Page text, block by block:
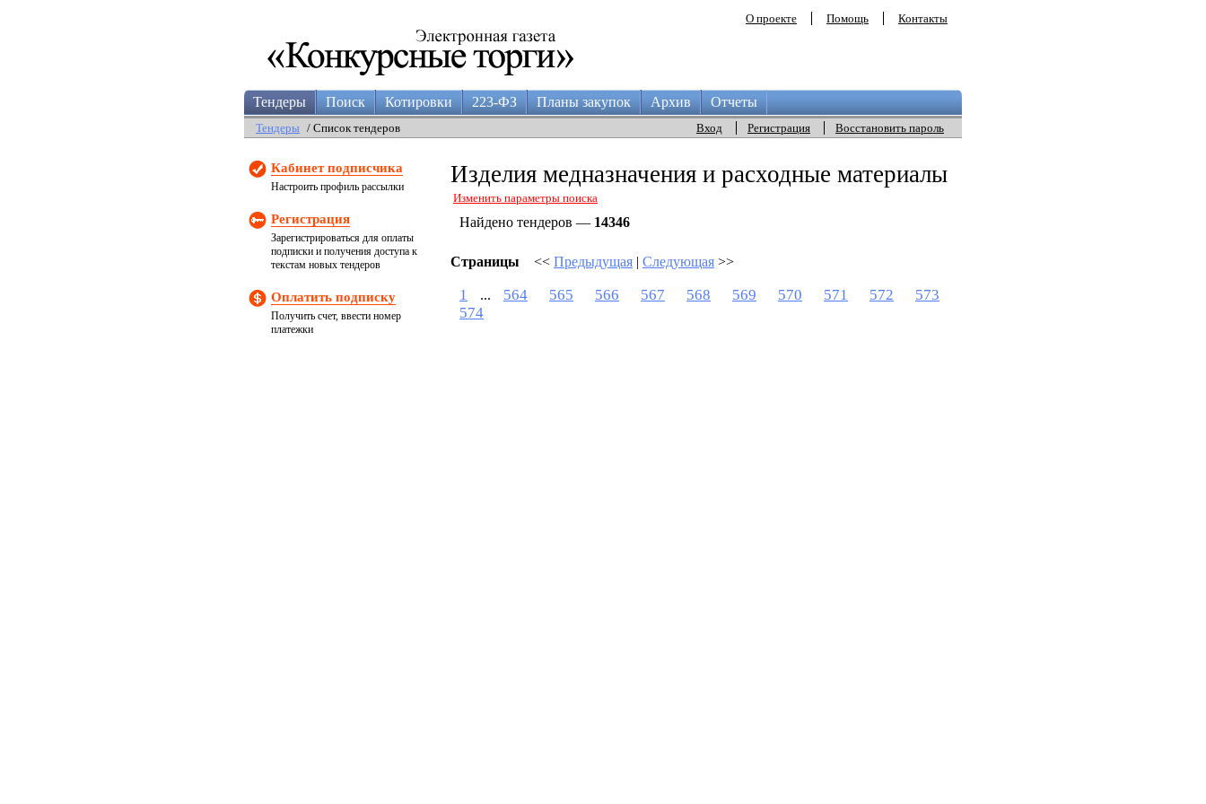
О проекте Помощь Контакты
Тендеры Поиск Котировки 223-ФЗ Планы закупок Архив Отчеты
Вход Регистрация Восстановить пароль
Тендеры / Список тендеров
Кабинет подписчика
Настроить профиль рассылки
Регистрация
Зарегистрироваться для оплаты
подписки и получения доступа к
текстам новых тендеров
Оплатить подписку
Получить счет, ввести номер
платежки
Изделия медназначения и расходные материалы
Изменить параметры поиска
Найдено тендеров — 14346
Страницы << Предыдущая | Следующая >>
1 ... 564 565 566 567 568 569 570 571 572
573
574